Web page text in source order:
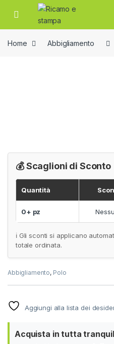
Skip to navigation
Skip to content
Open
Home Abbigliamento
💰 Scaglioni di Sconto
Quantità
0+ pz
ℹ️ Gli sconti si applicano
totale ordinata.
Abbigliamento, Polo
Aggiungi alla lista dei
Acquista in tutta